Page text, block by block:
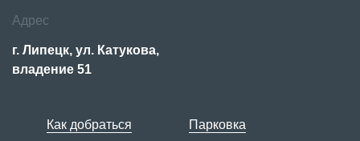
Адрес
г. Липецк, ул. Катукова,
владение 51
Как добраться Парковка